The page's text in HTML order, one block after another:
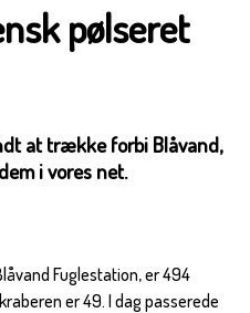
pølseret
at trække forbi Blåvand,
i vores net.
Fuglestation, er 494
er 49. I dag passerede